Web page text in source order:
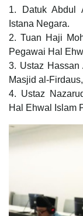
1. Datuk Abdul
Istana Negara.
2. Tuan Haji
Pegawai Hal
3. Ustaz Hassan
Masjid al-
4. Ustaz
Hal Ehwal Islam